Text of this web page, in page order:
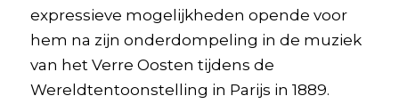
expressieve mogelijkheden opende voor
hem na zijn onderdompeling in de muziek
van het Verre Oosten tijdens de
Wereldtentoonstelling in Parijs in 1889.